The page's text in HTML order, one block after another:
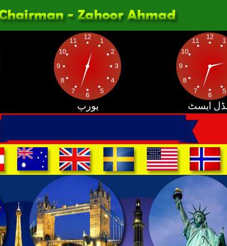
یورپ ایسٹ